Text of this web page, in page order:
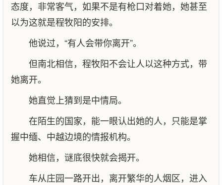
态度，非常客气，如果不是有枪口对着她，她甚至
以为这就是程牧阳的安排。
他说过，“有人会带你离开”。
但南北相信，程牧阳不会让人以这种方式，带
她离开。
她直觉上猜到是中情局。
在陌生的国家，能一眼认出她的人，只能是掌
握中缅、中越边境的情报机构。
她相信，谜底很快就会揭开。
车从庄园一路开出，离开繁华的人烟区，进入